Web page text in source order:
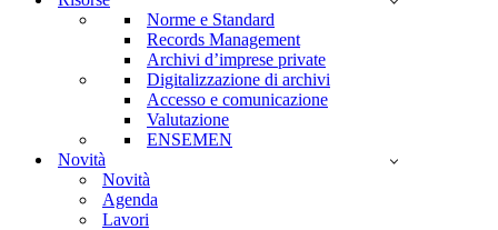
Norme e Standard
Records Management
Archivi d’imprese private
Digitalizzazione di archivi
Accesso e comunicazione
Valutazione
ENSEMEN
Novità
Novità
Agenda
Lavori